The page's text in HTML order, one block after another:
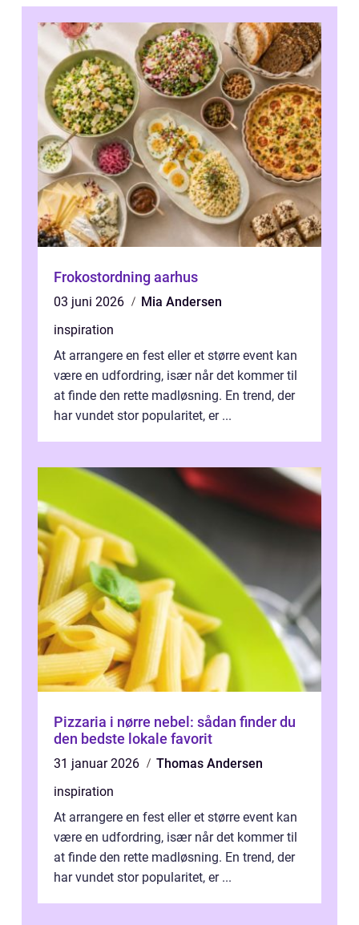
Frokostordning aarhus
03 juni 2026
Mia Andersen
inspiration
At arrangere en fest eller et større event kan
være en udfordring, især når det kommer til
at finde den rette madløsning. En trend, der
har vundet stor popularitet, er ...
Pizzaria i nørre nebel: sådan finder du
den bedste lokale favorit
31 januar 2026
Thomas Andersen
inspiration
At arrangere en fest eller et større event kan
være en udfordring, især når det kommer til
at finde den rette madløsning. En trend, der
har vundet stor popularitet, er ...